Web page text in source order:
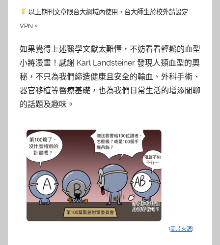
以上期刊文章限台大網域內使用，台大師生於校外請設定
VPN。
如果覺得上述醫學文獻太難懂，不妨看看輕鬆的血型
小將漫畫！感謝 Karl Landsteiner 發現人類血型的奧
秘，不只為我們締造健康且安全的輸血、外科手術、
器官移植等醫療基礎，也為我們日常生活的增添閒聊
的話題及趣味。
(圖片來源)